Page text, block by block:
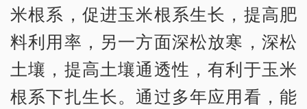
米根系，促进玉米根系生长，提高肥
料利用率，另一方面深松放寒，深松
土壤，提高土壤通透性，有利于玉米
根系下扎生长。通过多年应用看，能